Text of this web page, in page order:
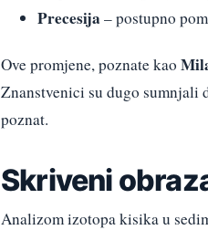
Precesija – postupno
Ove promjene, poznate kao
Znanstvenici su dugo sumnjali
poznat.
Skriveni
Analizom izotopa kisika u